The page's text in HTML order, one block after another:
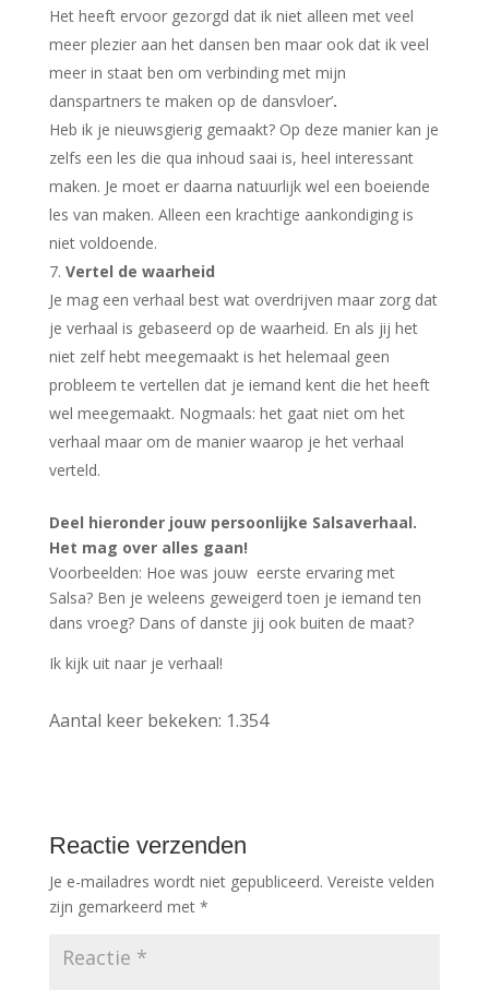
Het heeft ervoor gezorgd dat ik niet alleen met veel
meer plezier aan het dansen ben maar ook dat ik veel
meer in staat ben om verbinding met mijn
danspartners te maken op de dansvloer’.
Heb ik je nieuwsgierig gemaakt? Op deze manier kan je
zelfs een les die qua inhoud saai is, heel interessant
maken. Je moet er daarna natuurlijk wel een boeiende
les van maken. Alleen een krachtige aankondiging is
niet voldoende.
Vertel de waarheid
Je mag een verhaal best wat overdrijven maar zorg dat
je verhaal is gebaseerd op de waarheid. En als jij het
niet zelf hebt meegemaakt is het helemaal geen
probleem te vertellen dat je iemand kent die het heeft
wel meegemaakt. Nogmaals: het gaat niet om het
verhaal maar om de manier waarop je het verhaal
verteld.
Deel hieronder jouw persoonlijke Salsaverhaal.
Het mag over alles gaan!
Voorbeelden: Hoe was jouw eerste ervaring met
Salsa? Ben je weleens geweigerd toen je iemand ten
dans vroeg? Dans of danste jij ook buiten de maat?
Ik kijk uit naar je verhaal!
Aantal keer bekeken: 1.354
Reactie verzenden
Je e-mailadres wordt niet gepubliceerd. Vereiste velden
zijn gemarkeerd met *